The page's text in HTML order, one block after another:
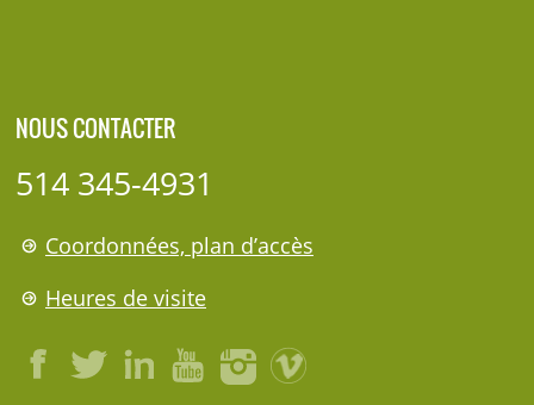
NOUS CONTACTER
514 345-4931
Coordonnées, plan d’accès
Heures de visite